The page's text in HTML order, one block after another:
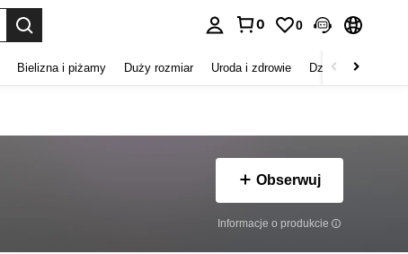
0 0
Bielizna i piżamy Duży rozmiar Uroda i zdrowie Dzieci
Obserwuj
Informacje o produkcie